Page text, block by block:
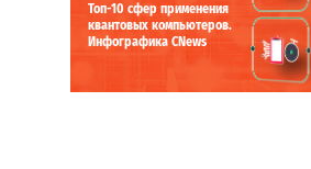
Топ-10 сфер применения
квантовых компьютеров.
Инфографика CNews